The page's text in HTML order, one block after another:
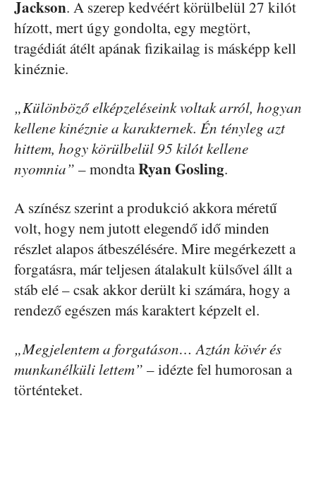
Jackson. A szerep kedvéért körülbelül 27 kilót
hízott, mert úgy gondolta, egy megtört,
tragédiát átélt apának fizikailag is másképp kell
kinéznie.
„Különböző elképzeléseink voltak arról, hogyan
kellene kinéznie a karakternek. Én tényleg azt
hittem, hogy körülbelül 95 kilót kellene
nyomnia” – mondtaRyan Gosling.
A színész szerint a produkció akkora méretű
volt, hogy nem jutott elegendő idő minden
részlet alapos átbeszélésére. Mire megérkezett a
forgatásra, már teljesen átalakult külsővel állt a
stáb elé – csak akkor derült ki számára, hogy a
rendező egészen más karaktert képzelt el.
„Megjelentem a forgatáson… Aztán kövér és
munkanélküli lettem” – idézte fel humorosan a
történteket.